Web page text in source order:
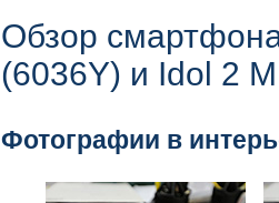
Обзор
(6036Y) и Idol 2
Фотографии в